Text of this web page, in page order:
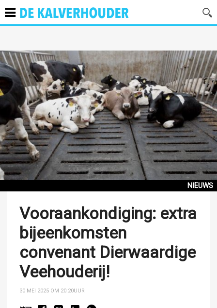
NIEUWS
Vooraankondiging: extra
bijeenkomsten
convenant Dierwaardige
Veehouderij!
30 MEI 2025 OM 20:20UUR